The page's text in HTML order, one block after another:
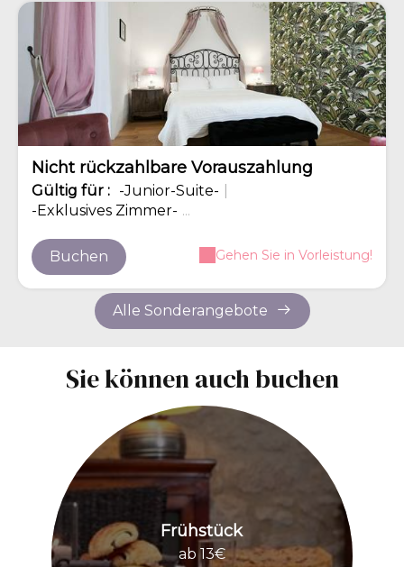
-8%
Nicht rückzahlbare Vorauszahlung
Gültig für : -Junior-Suite-
-Exklusives Zimmer- ...
Buchen Gehen Sie in Vorleistung!
Alle Sonderangebote
Sie können auch buchen
Frühstück
ab 13€